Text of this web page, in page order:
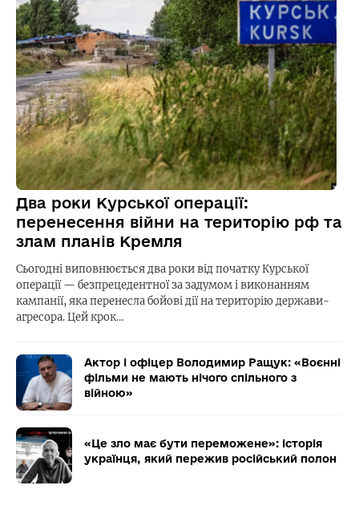
Два роки Курської операції:
перенесення війни на територію рф та
злам планів Кремля
Сьогодні виповнюється два роки від початку Курської
операції — безпрецедентної за задумом і виконанням
кампанії, яка перенесла бойові дії на територію держави-
агресора. Цей крок…
Актор і офіцер Володимир Ращук: «Воєнні
фільми не мають нічого спільного з
війною»
«Це зло має бути переможене»: історія
українця, який пережив російський полон